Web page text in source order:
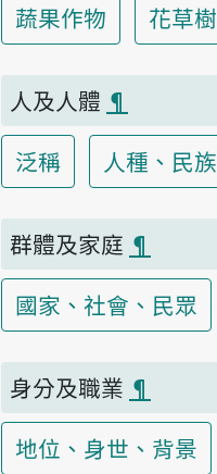
蔬果作物
花草
人及人體 ¶
泛稱
人種、民族
群體及家庭 ¶
國家、社會、民眾
身分及職業 ¶
地位、身世、背景